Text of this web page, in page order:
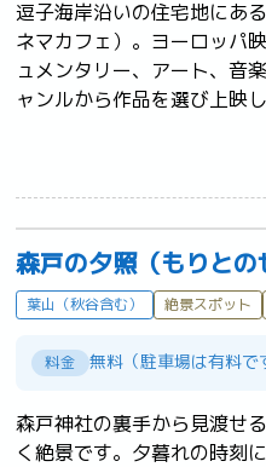
逗子海岸沿いの住宅地にあ
ネマカフェ）。ヨーロッパ
ュメンタリー、アート、音
森戸の夕照（もりとの
葉山（秋谷含む） 絶景スポット
料金 無料（駐車場は有料で
森戸神社の裏手から見渡せ
く絶景です。夕暮れの時刻